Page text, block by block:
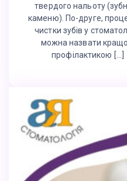
твердого нальоту
каменю). По-друге,
чистки зубів у
можна назвати
профілактикою […]